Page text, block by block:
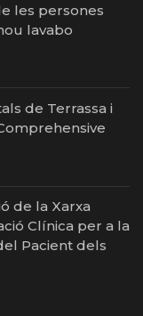
les persones
lavabo
de Terrassa i
de la Xarxa
Clínica per a la
Pacient dels